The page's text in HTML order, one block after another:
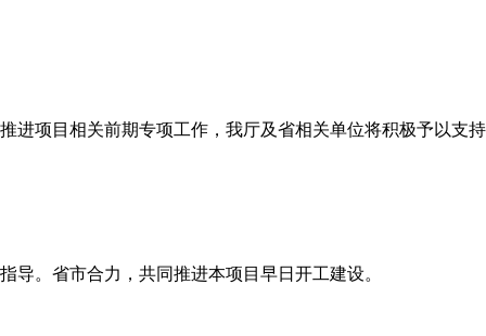
推进项目相关前期专项工作，我厅及省相关单位将积极予以支持
指导。省市合力，共同推进本项目早日开工建设。